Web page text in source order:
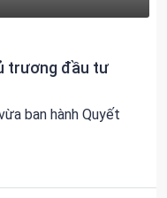
trương đầu tư
ban hành Quyết